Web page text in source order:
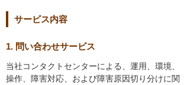
サービス内容
1. 問い合わせサービス
当社コンタクトセンターによる、運用、環境、
操作、障害対応、および障害原因切り分けに関